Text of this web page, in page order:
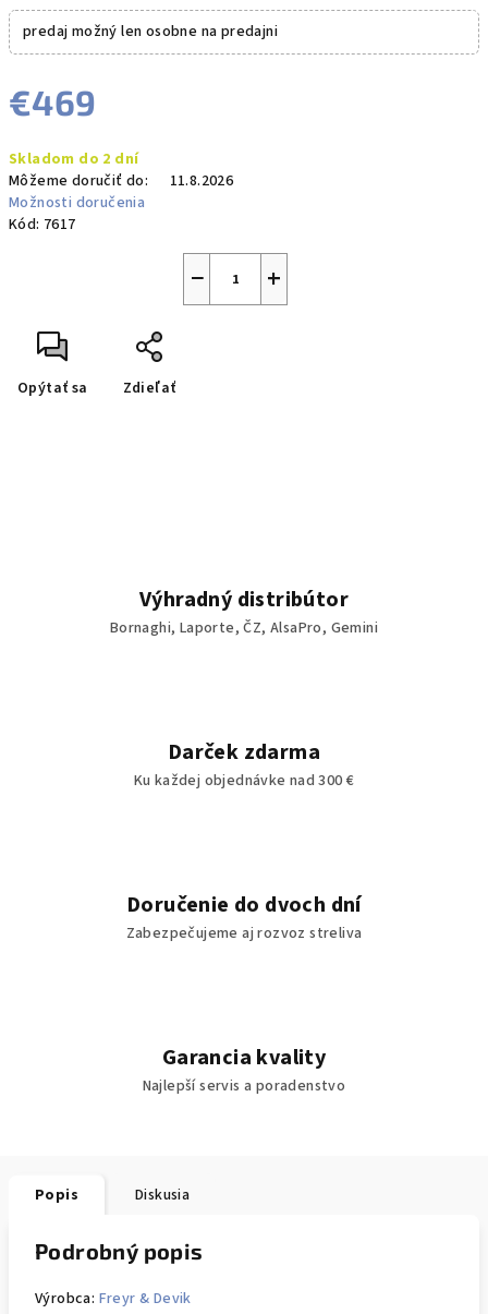
predaj možný len osobne na predajni
€469
cena:
Skladom do 2 dní
Môžeme doručiť do:
11.8.2026
Možnosti doručenia
Kód: 7617
+
−
Opýtať sa Zdieľať
Výhradný distribútor
Bornaghi, Laporte, ČZ, AlsaPro, Gemini
Darček zdarma
Ku každej objednávke nad 300 €
Doručenie do dvoch dní
Zabezpečujeme aj rozvoz streliva
Garancia kvality
Najlepší servis a poradenstvo
Popis Diskusia
Podrobný popis
Výrobca: Freyr & Devik